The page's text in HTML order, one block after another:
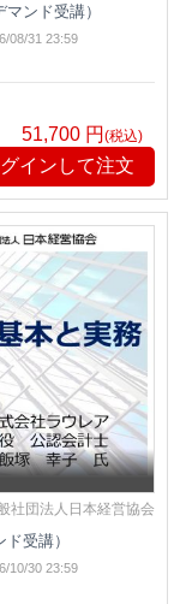
ンド受講）
08/31 23:59
51,700 円(税込)
インして注文
社団法人日本経営協会
受講）
10/30 23:59